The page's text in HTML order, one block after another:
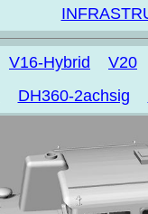
V16-Hybrid
V20
DH360-2achsig